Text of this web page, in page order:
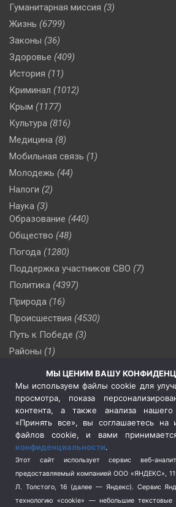
Гуманитарная миссия (3)
Жизнь (6799)
Законы (36)
Здоровье (409)
История (11)
Криминал (1012)
Крым (1177)
Культура (816)
Медицина (8)
Мобильная связь (1)
Молодежь (44)
Налоги (2)
Наука (3)
Образование (440)
Общество (48)
Погода (1280)
Поддержка участников СВО (7)
Политика (4397)
Природа (16)
Происшествия (4530)
Путь к Победе (3)
Районы (1)
(510)
Сельское хозяйство (3)
Социальная политика
(3)
Спецоперация в Украине
Спецоперация на Украине
(404)
Спорт (740)
Терроризм (1)
Транспорт (262)
МЫ ЦЕНИМ ВАШУ
Мы используем файлы cookie для
просмотра, показа
контента, а также анализа
«Принять все», вы соглашаетесь на
файлов cookie, и вами
конфиденциальности.
Этот сайт использует сервис веб-
предоставляемый компанией ООО «ЯНДЕКС»,
Л. Толстого, 16 (далее — Яндекс). Сервис
технологию «cookie» — небольшие